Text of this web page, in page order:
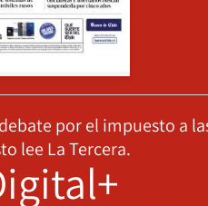
por el impuesto a
lee La Tercera.